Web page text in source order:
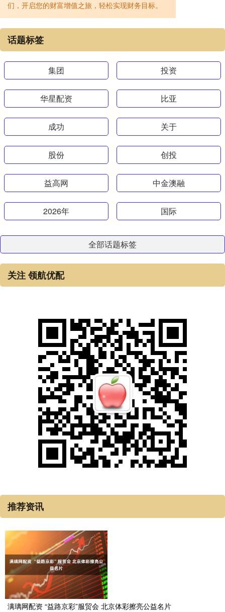
们，开启您的财富增值之旅，轻松实现财务目标。
话题标签
集团 投资
华星配资 比亚
成功 关于
股份 创投
益高网 中金澳融
2026年 国际
全部话题标签
关注 领航优配
推荐资讯
满璃网配资 “益路京彩”服贸会 北京体彩擦亮公益名片